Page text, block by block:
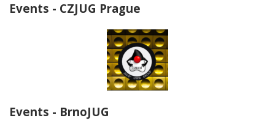
Events - CZJUG Prague
Events - BrnoJUG